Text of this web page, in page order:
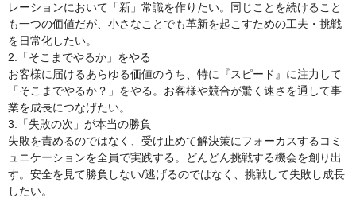
レーションにおいて「新」常識を作りたい。同じことを続けること
も一つの価値だが、小さなことでも革新を起こすための工夫・挑戦
を日常化したい。
2.「そこまでやるか」をやる
お客様に届けるあらゆる価値のうち、特に『スピード』に注力して
「そこまでやるか？」をやる。お客様や競合が驚く速さを通して事
業を成長につなげたい。
3.「失敗の次」が本当の勝負
失敗を責めるのではなく、受け止めて解決策にフォーカスするコミ
ュニケーションを全員で実践する。どんどん挑戦する機会を創り出
す。安全を見て勝負しない/逃げるのではなく、挑戦して失敗し成長
したい。